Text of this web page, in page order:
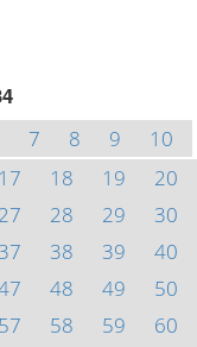
7 8 9
10
17 18 19
20
27 28 29
30
37 38 39
40
48 49
50
57 58 59
60